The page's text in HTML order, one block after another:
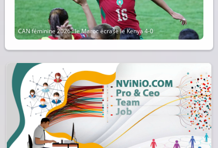
CAN féminine 2026 : le Maroc écrase le Kenya 4-0